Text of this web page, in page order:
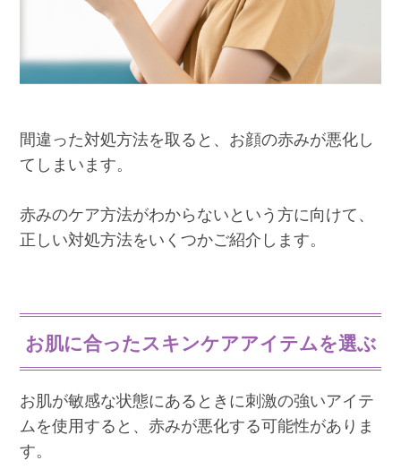
間違った対処方法を取ると、お顔の赤みが悪化し
てしまいます。
赤みのケア方法がわからないという方に向けて、
正しい対処方法をいくつかご紹介します。
お肌に合ったスキンケアアイテムを選ぶ
お肌が敏感な状態にあるときに刺激の強いアイテ
ムを使用すると、赤みが悪化する可能性がありま
す。